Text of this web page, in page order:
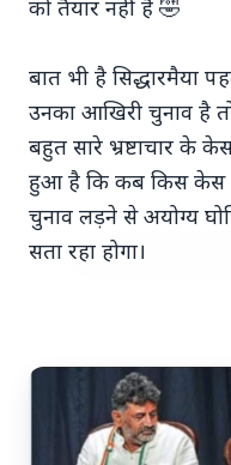
अमेरिका में 'फर्जी'
भारतीय युवक की
आरोप - "ट्रैप था"
Read Full Story
Top Stories
को तैयार नहीं है 🤣
बात भी है सिद्धारमैया
उनका आखिरी चुनाव है
बहुत सारे भ्रष्टाचार के
हुआ है कि कब किस केस
चुनाव लड़ने से अयोग्य
सता रहा होगा।